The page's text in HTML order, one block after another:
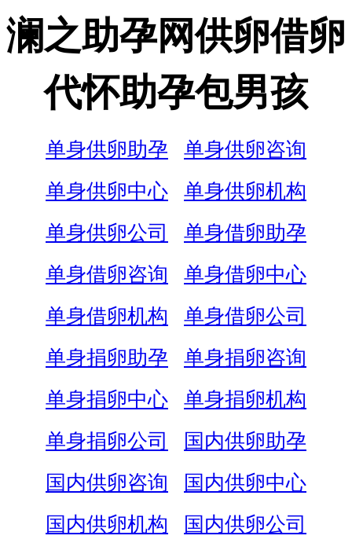
澜之助孕网供卵借卵
代怀助孕包男孩
单身供卵助孕
单身供卵咨询
单身供卵中心
单身供卵机构
单身供卵公司
单身借卵助孕
单身借卵咨询
单身借卵中心
单身借卵机构
单身借卵公司
单身捐卵助孕
单身捐卵咨询
单身捐卵中心
单身捐卵机构
单身捐卵公司
国内供卵助孕
国内供卵咨询
国内供卵中心
国内供卵机构
国内供卵公司